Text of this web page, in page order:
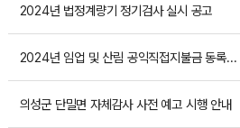
2024년 법정계량기 정기검사 실시 공고
2024년 임업 및 산림 공익직접지불금 동록신청 공고
의성군 단밀면 자체감사 사전 예고 시행 안내